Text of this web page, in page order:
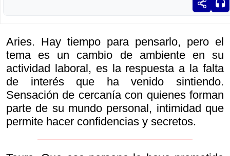
Aries. Hay tiempo para pensarlo, pero el
tema es un cambio de ambiente en su
actividad laboral, es la respuesta a la falta
de interés que ha venido sintiendo.
Sensación de cercanía con quienes forman
parte de su mundo personal, intimidad que
permite hacer confidencias y secretos.